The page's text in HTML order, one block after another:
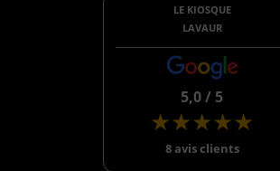
LE KIOSQUE
LAVAUR
5,0 / 5
★★★★★
8 avis clients